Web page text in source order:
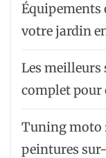
votre jardin
Les meilleurs
complet
Tuning moto
peintures